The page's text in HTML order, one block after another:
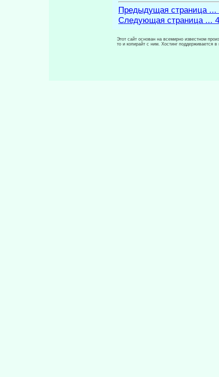
Предыдущая страница ...
Следующая страница ...
Этот сайт основан на всемирно известном
то и копирайт с ним. Хостинг поддерживается